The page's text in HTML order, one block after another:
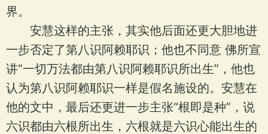
界。
安慧这样的主张，其实他后面还更大胆地进
一步否定了第八识阿赖耶识；他也不同意 佛所宣
讲“一切万法都由第八识阿赖耶识所出生”，他也
认为第八识阿赖耶识一样是假名施设的。安慧在
他的文中，最后还更进一步主张“根即是种”，说
六识都由六根所出生，六根就是六识心能出生的